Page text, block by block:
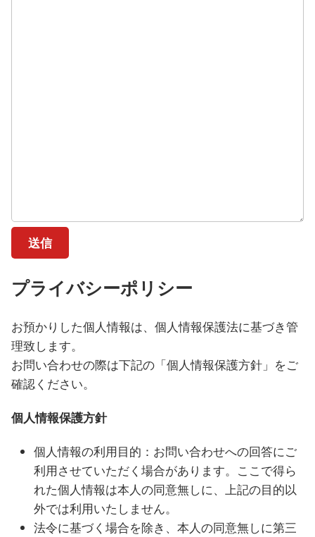
送信
プライバシーポリシー
お預かりした個人情報は、個人情報保護法に基づき管
理致します。
お問い合わせの際は下記の「個人情報保護方針」をご
確認ください。
個人情報保護方針
個人情報の利用目的：お問い合わせへの回答にご
利用させていただく場合があります。ここで得ら
れた個人情報は本人の同意無しに、上記の目的以
外では利用いたしません。
法令に基づく場合を除き、本人の同意無しに第三